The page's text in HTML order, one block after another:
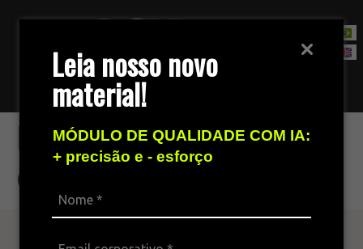
Leia nosso novo
material!
MÓDULO DE QUALIDADE COM IA:
+ precisão e - esforço
Fale com nossa equipe de vendas
Mantém o histórico
da conversa
Atenda seu cliente